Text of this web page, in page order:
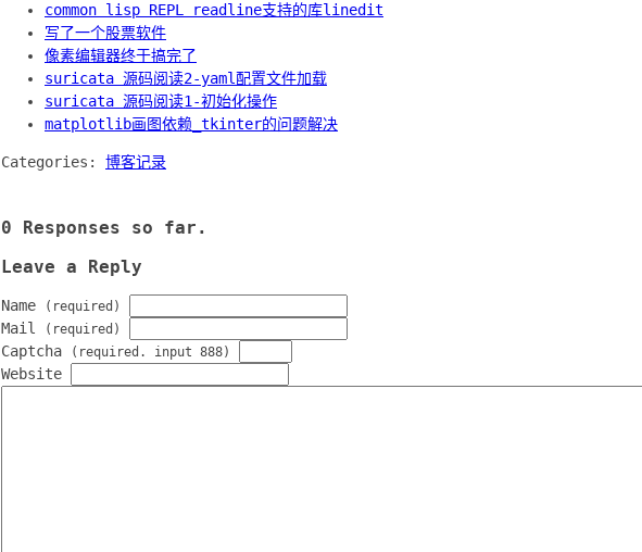
common lisp REPL readline支持的库linedit
写了一个股票软件
像素编辑器终于搞完了
suricata 源码阅读2-yaml配置文件加载
suricata 源码阅读1-初始化操作
matplotlib画图依赖_tkinter的问题解决
Categories: 博客记录
0 Responses so far.
Leave a Reply
Name (required)
Mail (required)
Captcha (required. input 888)
Website